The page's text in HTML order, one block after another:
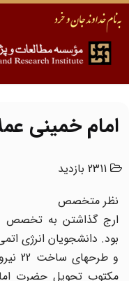
امام خمینی
2311 بازدید
نظر متخصص
ارج گذاشتن به تخصص و
بود. دانشجویان انرژى
و
مکتوب تحویل حضرت امام